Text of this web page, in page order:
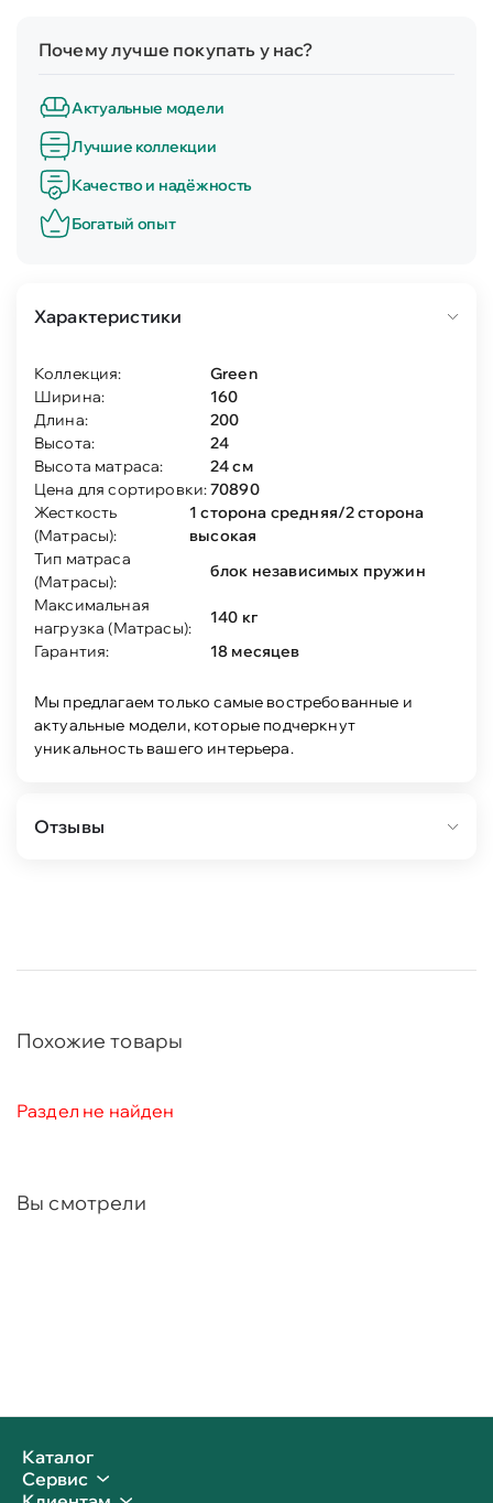
Почему лучше покупать у нас?
Актуальные модели
Лучшие коллекции
Качество и надёжность
Богатый опыт
Характеристики
Коллекция:
Green
Ширина:
160
Длина:
200
Высота:
24
Высота матраса:
24 см
Цена для сортировки:70890
Жесткость
(Матрасы):
1 сторона средняя/2 сторона
высокая
Тип матраса
(Матрасы):
блок независимых пружин
Максимальная
нагрузка (Матрасы):
140 кг
Гарантия:
18 месяцев
Мы предлагаем только самые востребованные и
актуальные модели, которые подчеркнут
уникальность вашего интерьера.
Отзывы
Похожие товары
Раздел не найден
Вы смотрели
Каталог
Сервис